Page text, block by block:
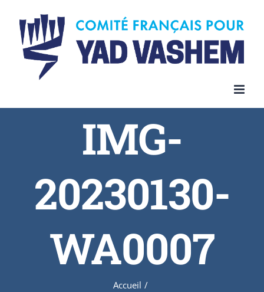
content
IMG-
20230130-
WA0007
Accueil /